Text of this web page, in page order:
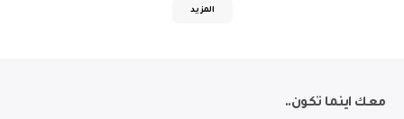
المزيد
معك اينما تكون..